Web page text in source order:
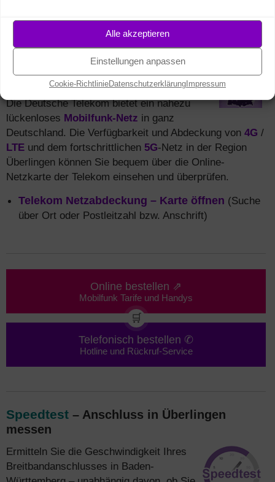
Alle akzeptieren
Einstellungen anpassen
Cookie-RichtlinieDatenschutzerklärungImpressum
Mobilfunk Netzabdeckungin Überlingen
(5G, 4G / LTE, 3G)
Brauchen Sie zuverlässiges Internet auf
Reisen oder unterwegs mit Ihrem mobilen
Gerät (z.B. perSmartphoneoder Tablet)?
Die Deutsche Telekom bietet ein nahezu
lückenloses Mobilfunk-Netz in ganz
Deutschland. Die Verfügbarkeit und Abdeckung von 4G /
LTE und dem fortschrittlichen 5G-Netz in der Region
Überlingen können Sie bequem über die Online-
Netzkarte der Telekom einsehen und überprüfen.
Telekom Netzabdeckung – Karte öffnen (Suche
über Ort oder Postleitzahl bzw. Anschrift)
Online bestellen ⇗
Mobilfunk Tarife und Handys
🛒
Telefonisch bestellen ✆
Hotline und Rückruf-Service
Speedtest – Anschluss in Überlingen
messen
Ermitteln Sie die Geschwindigkeit Ihres
Breitbandanschlusses in Baden-